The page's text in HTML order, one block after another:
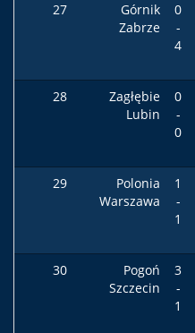
27
Górnik
Zabrze
0
-
4
28
Zagłębie
Lubin
0
-
0
29
Polonia
Warszawa
1
-
1
30
Pogoń
Szczecin
3
-
1